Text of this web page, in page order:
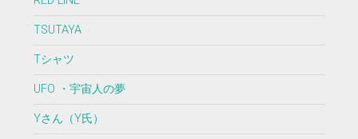
TSUTAYA
Tシャツ
UFO ・宇宙人の夢
Yさん（Y氏）